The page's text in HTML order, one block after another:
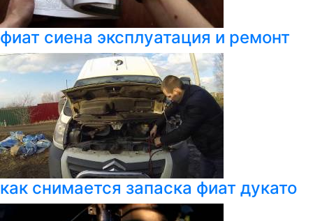
фиат сиена эксплуатация и ремонт
как снимается запаска фиат дукато